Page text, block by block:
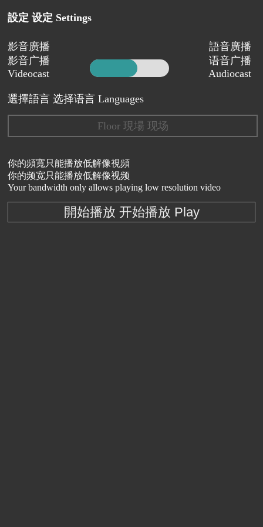
設定 设定 Settings
影音廣播
影音广播
Videocast
語音廣播
语音广播
Audiocast
選擇語言 选择语言 Languages
Floor 現場 现场
你的頻寬只能播放低解像視頻
你的频宽只能播放低解像视频
Your bandwidth only allows playing low resolution video
開始播放 开始播放 Play